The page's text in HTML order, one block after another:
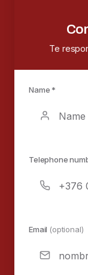
Te
Name *
Telephone
Email (optional)